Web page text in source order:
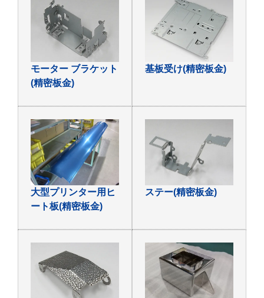
モーター ブラケット
(精密板金)
基板受け(精密板金)
大型プリンター用ヒ
ート板(精密板金)
ステー(精密板金)